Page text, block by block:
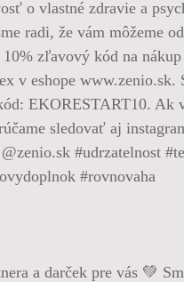
a darček pre vás 💚